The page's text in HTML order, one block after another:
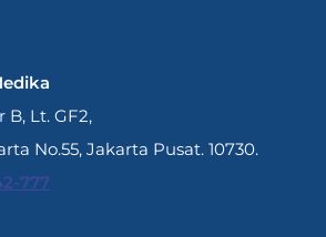
B, Lt. GF2,
No.55, Jakarta Pusat. 10730.
777